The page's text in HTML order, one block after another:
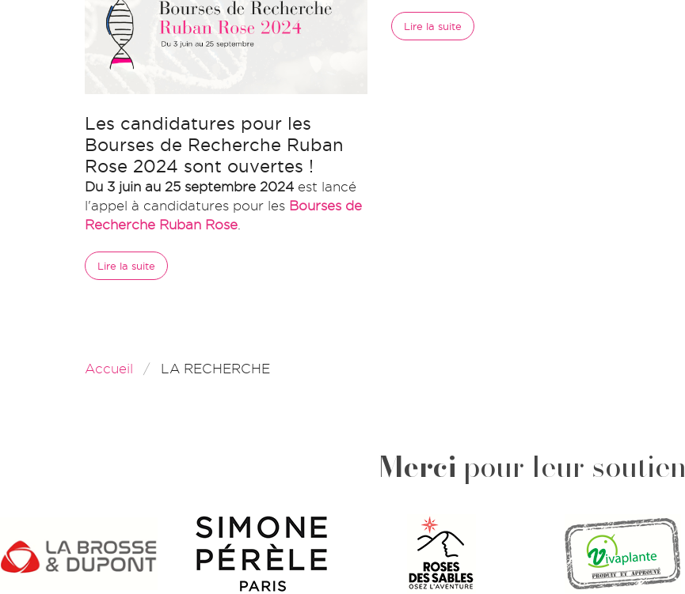
Les candidatures pour les
Bourses de Recherche Ruban
Rose 2024 sont ouvertes !
Du 3 juin au 25 septembre 2024 est lancé
l'appel à candidatures pour les Bourses de
Recherche Ruban Rose
Lire la suite
Lire la suite
Accueil LA RECHERCHE
Merci pour leur soutien